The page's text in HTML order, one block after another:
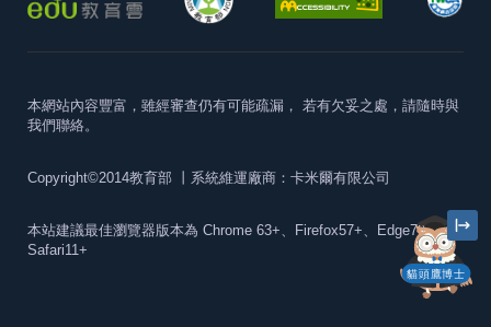
貓頭鷹博士
本網站內容豐富，雖經審查仍有可能疏漏， 若有欠妥之處，請隨時與
我們聯絡。
Copyright©2014教育部 丨系統維運廠商：卡米爾有限公司
本站建議最佳瀏覽器版本為 Chrome 63+、Firefox57+、Edge79+及
Safari11+